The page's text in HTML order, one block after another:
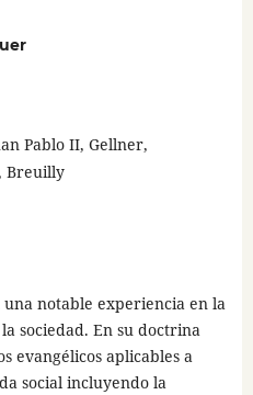
Pablo II, Gellner,
Breuilly
notable experiencia en la
sociedad. En su doctrina
evangélicos aplicables a
social incluyendo la